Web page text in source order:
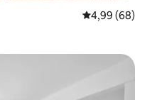
Средна
4,99 (68)